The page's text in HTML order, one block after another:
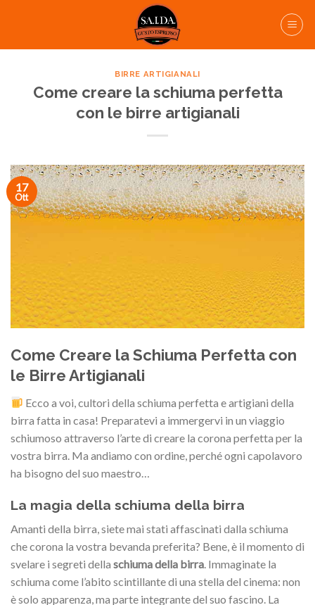
BIRRE ARTIGIANALI
Come creare la schiuma perfetta
con le birre artigianali
17
Ott
Come Creare la Schiuma Perfetta con
le Birre Artigianali
Ecco a voi, cultori della schiuma perfetta e artigiani della
birra fatta in casa! Preparatevi a immergervi in un viaggio
schiumoso attraverso l’arte di creare la corona perfetta per la
vostra birra. Ma andiamo con ordine, perché ogni capolavoro
ha bisogno del suo maestro…
La magia della schiuma della birra
Amanti della birra, siete mai stati affascinati dalla schiuma
che corona la vostra bevanda preferita? Bene, è il momento di
svelare i segreti della schiuma della birra. Immaginate la
schiuma come l’abito scintillante di una stella del cinema: non
è solo apparenza, ma parte integrante del suo fascino. La